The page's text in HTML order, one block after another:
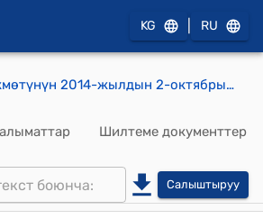
KG RU
КР Өкмөтүнүн 2014-жылдын 2-октябрындагы № 434-б (Кыргыз Республикасынын Өкмөтү менен Катар Мамлекетинин Өкмөтнүнүн ортосундагы Жаштар саясаты чөйрөсүндөгү кызматташтык жөнүндө меморандумдун долбоору жөнүндө) буйругу.
Шилтеме документтер
Салыштыруу